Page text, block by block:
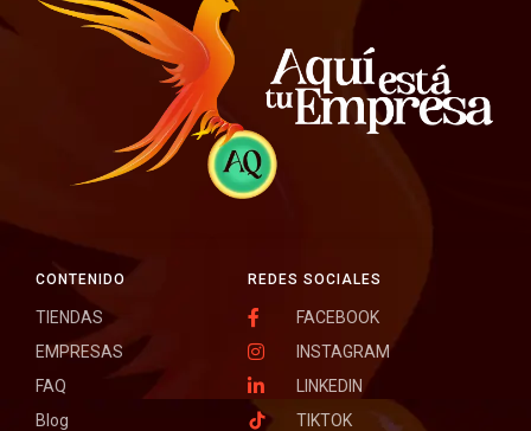
REDES SOCIALES
FACEBOOK
INSTAGRAM
LINKEDIN
TIKTOK
CONTENIDO
TIENDAS
EMPRESAS
FAQ
Blog